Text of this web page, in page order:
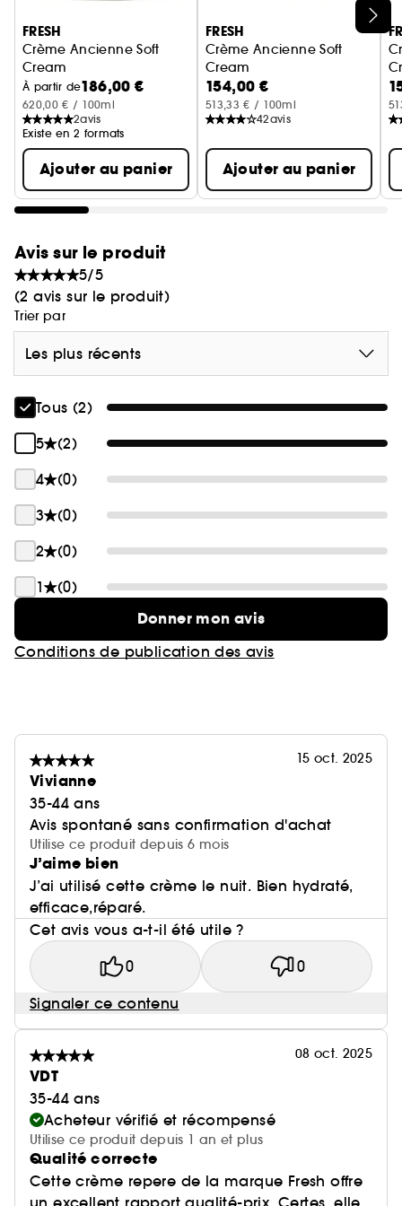
FRESH
Crème Ancienne Soft
Cream
Crème hydratante légère anti-âge
À partir de186,00 €
620,00 € / 100ml
2avis
Existe en 2 formats
Ajouter au panier
FRESH
Crème Ancienne Soft
Cream
Ultime crème anti-âge
154,00 €
513,33 € / 100ml
42avis
Ajouter au panier
Avis sur le produit
5/5
(2 avis sur le produit)
Trier par
Les plus récents
Tous (2)
5
(2)
4
(0)
3
(0)
2
(0)
1
(0)
Donner mon avis
Conditions de publication des avis
15 oct. 2025
Vivianne
35-44 ans
Avis spontané sans confirmation d'achat
Utilise ce produit depuis 6 mois
J’aime bien
J’ai utilisé cette crème le nuit. Bien hydraté,
efficace,réparé.
Cet avis vous a-t-il été utile ?
0 0
Signaler ce contenu
08 oct. 2025
VDT
35-44 ans
Acheteur vérifié et récompensé
Utilise ce produit depuis 1 an et plus
Qualité correcte
Cette crème repere de la marque Fresh offre
un excellent rapport qualité-prix. Certes, elle